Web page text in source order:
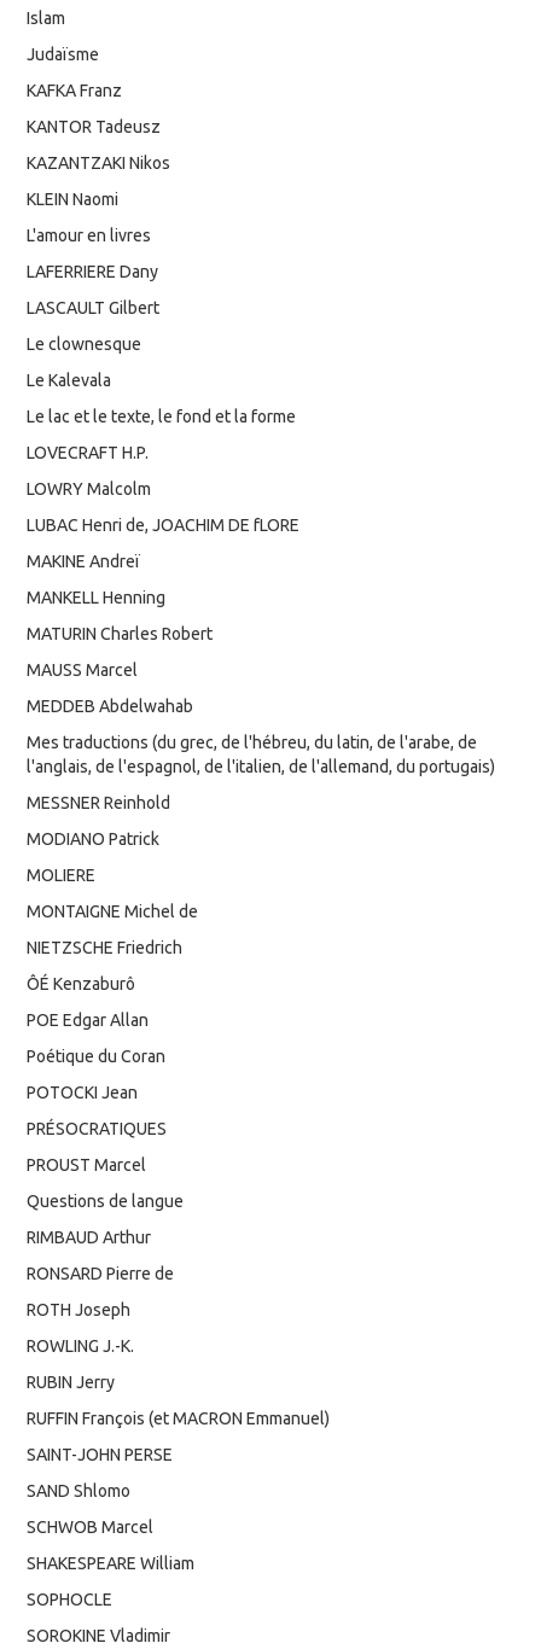
Islam
Judaïsme
KAFKA Franz
KANTOR Tadeusz
KAZANTZAKI Nikos
KLEIN Naomi
L'amour en livres
LAFERRIERE Dany
LASCAULT Gilbert
Le clownesque
Le Kalevala
Le lac et le texte, le fond et la forme
LOVECRAFT H.P.
LOWRY Malcolm
LUBAC Henri de, JOACHIM DE fLORE
MAKINE Andreï
MANKELL Henning
MATURIN Charles Robert
MAUSS Marcel
MEDDEB Abdelwahab
Mes traductions (du grec, de l'hébreu, du latin, de l'arabe, de
l'anglais, de l'espagnol, de l'italien, de l'allemand, du portugais)
MESSNER Reinhold
MODIANO Patrick
MOLIERE
MONTAIGNE Michel de
NIETZSCHE Friedrich
ÔÉ Kenzaburô
POE Edgar Allan
Poétique du Coran
POTOCKI Jean
PRÉSOCRATIQUES
PROUST Marcel
Questions de langue
RIMBAUD Arthur
RONSARD Pierre de
ROTH Joseph
ROWLING J.-K.
RUBIN Jerry
RUFFIN François (et MACRON Emmanuel)
SAINT-JOHN PERSE
SAND Shlomo
SCHWOB Marcel
SHAKESPEARE William
SOPHOCLE
SOROKINE Vladimir